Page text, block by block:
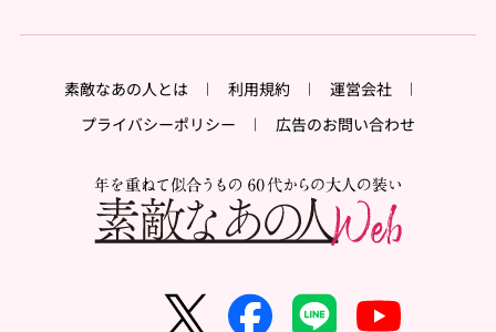
素敵なあの人とは 利用規約
運営会社
プライバシーポリシー
広告のお問い合わせ